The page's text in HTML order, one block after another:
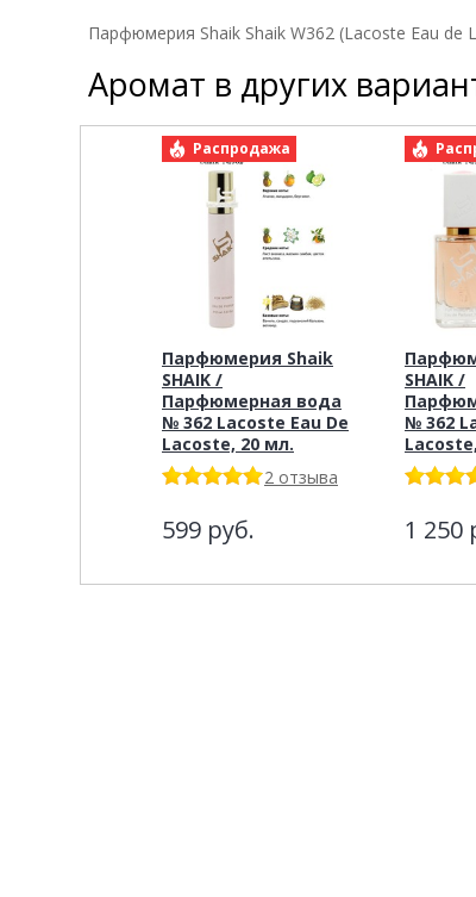
Парфюмерия Shaik Shaik W362 (Lacoste Eau de
Аромат в других
Распродажа
Парфюмерия Shaik
SHAIK /
Парфюмерная вода
№ 362 Lacoste Eau De
Lacoste, 20 мл.
2 отзыва
599 руб.
SHAIK /
№ 362
1 250